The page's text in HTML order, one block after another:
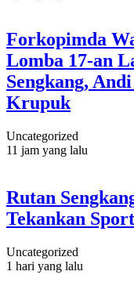
Forkopimda
Lomba 17-an
Sengkang,
Krupuk
Uncategorized
11 jam yang lalu
Rutan
Tekankan
Uncategorized
1 hari yang lalu